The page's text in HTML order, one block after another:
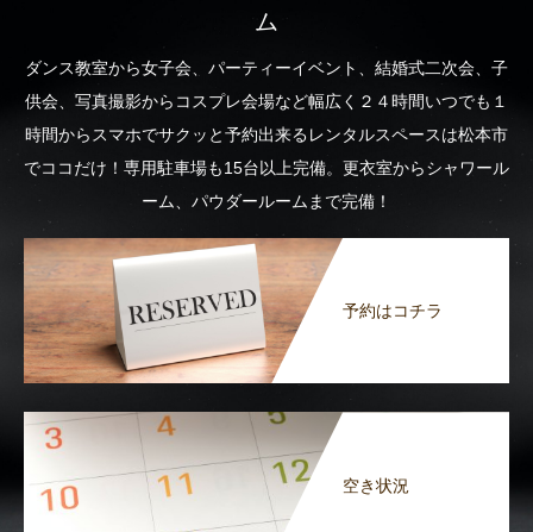
ム
ダンス教室から女子会、パーティーイベント、結婚式二次会、子
供会、写真撮影からコスプレ会場など幅広く２４時間いつでも１
時間からスマホでサクッと予約出来るレンタルスペースは松本市
でココだけ！専用駐車場も15台以上完備。更衣室からシャワール
ーム、パウダールームまで完備！
予約はコチラ
空き状況